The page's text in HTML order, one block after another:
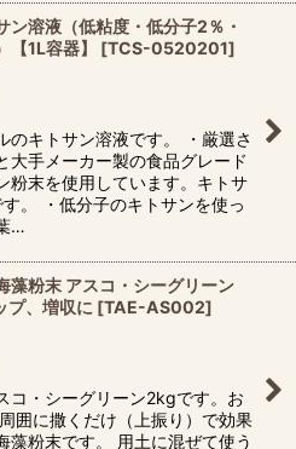
ン溶液（低粘度・低分子2％・
1L容器】
[TCS-0520201]
のキトサン溶液です。 ・厳選さ
大手メーカー製の食品グレード
粉末を使用しています。キトサ
。 ・低分子のキトサンを使っ
…
藻粉末 アスコ・シーグリーン
プ、増収に [TAE-AS002]
コ・シーグリーン2kgです。お
囲に撒くだけ（上振り）で効果
藻粉末です。 用土に混ぜて使う